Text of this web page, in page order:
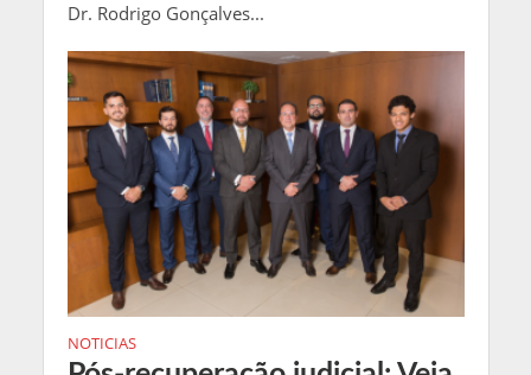
Dr. Rodrigo Gonçalves...
NOTICIAS